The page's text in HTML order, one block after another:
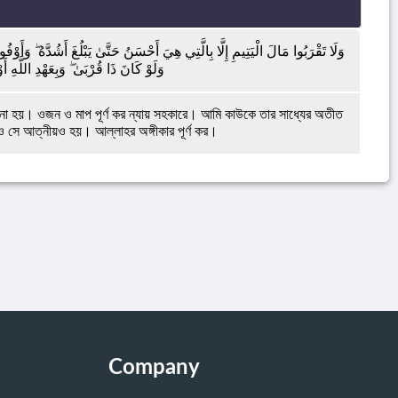
وَلَا تَقْرَبُوا مَالَ الْيَتِيمِ إِلَّا بِالَّتِي هِيَ أَحْسَنُ حَتَّىٰ يَبْلُغَ أَشُدَّهُ
وَلَوْ كَانَ ذَا قُرْبَىٰ ۖ وَبِعَهْدِ
হয়। ওজন ও মাপ পূর্ণ কর ন্যায় সহকারে। আমি কাউকে তার সাধ্যের অতীত
সে আত্নীয়ও হয়। আল্লাহর অঙ্গীকার পূর্ণ কর।
Company